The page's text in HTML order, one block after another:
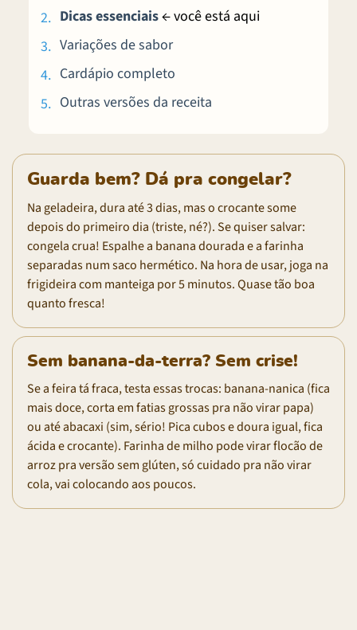
Dicas essenciais← você está aqui
Variações de sabor
Cardápio completo
Outras versões da receita
Guarda bem? Dá pra congelar?
Na geladeira, dura até 3 dias, mas o crocante some
depois do primeiro dia (triste, né?). Se quiser salvar:
congela crua! Espalhe a banana dourada e a farinha
separadas num saco hermético. Na hora de usar, joga na
frigideira com manteiga por 5 minutos. Quase tão boa
quanto fresca!
Sem banana-da-terra? Sem crise!
Se a feira tá fraca, testa essas trocas: banana-nanica (fica
mais doce, corta em fatias grossas pra não virar papa)
ou até abacaxi (sim, sério! Pica cubos e doura igual, fica
ácida e crocante). Farinha de milho pode virar flocão de
arroz pra versão sem glúten, só cuidado pra não virar
cola, vai colocando aos poucos.